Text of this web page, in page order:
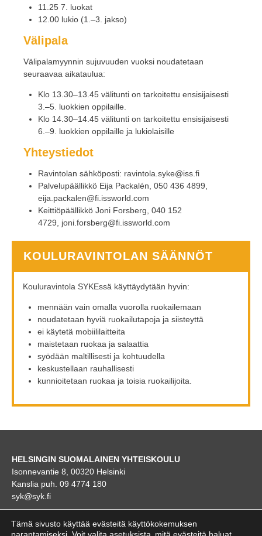
11.25 7. luokat
12.00 lukio (1.–3. jakso)
Välipala
Välipalamyynnin sujuvuuden vuoksi noudatetaan
seuraavaa aikataulua:
Klo 13.30–13.45 välitunti on tarkoitettu ensisijaisesti
3.–5. luokkien oppilaille.
Klo 14.30–14.45 välitunti on tarkoitettu ensisijaisesti
6.–9. luokkien oppilaille ja lukiolaisille
Yhteystiedot
Ravintolan sähköposti: ravintola.syke@iss.fi
Palvelupäällikkö Eija Packalén, 050 436 4899,
eija.packalen@fi.issworld.com
Keittiöpäällikkö Joni Forsberg, 040 152
4729, joni.forsberg@fi.issworld.com
KOULURAVINTOLAN SÄÄNNÖT
Kouluravintola SYKEssä käyttäydytään hyvin:
mennään vain omalla vuorolla ruokailemaan
noudatetaan hyviä ruokailutapoja ja siisteyttä
ei käytetä mobiililaitteita
maistetaan ruokaa ja salaattia
syödään maltillisesti ja kohtuudella
keskustellaan rauhallisesti
kunnioitetaan ruokaa ja toisia ruokailijoita.
HELSINGIN SUOMALAINEN YHTEISKOULU
Isonnevantie 8, 00320 Helsinki
Kanslia puh. 09 4774 180
syk@syk.fi
Tämä sivusto käyttää evästeitä käyttökokemuksen